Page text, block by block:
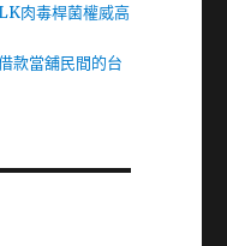
肉毒桿菌權威高
款當舖民間的台